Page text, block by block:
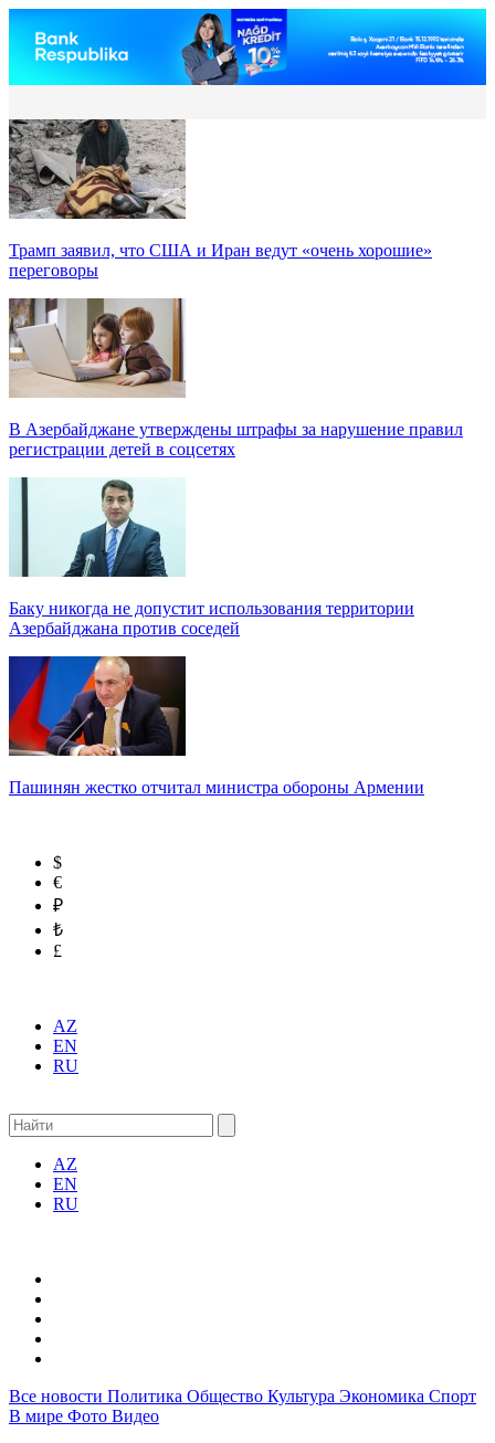
Трамп заявил, что США и Иран ведут «очень хорошие»
переговоры
В Азербайджане утверждены штрафы за нарушение правил
регистрации детей в соцсетях
Баку никогда не допустит использования территории
Азербайджана против соседей
Пашинян жестко отчитал министра обороны Армении
$
€
₽
₺
£
AZ
EN
RU
AZ
EN
RU
Все новости Политика Общество Культура Экономика Спорт
В мире Фото Видео